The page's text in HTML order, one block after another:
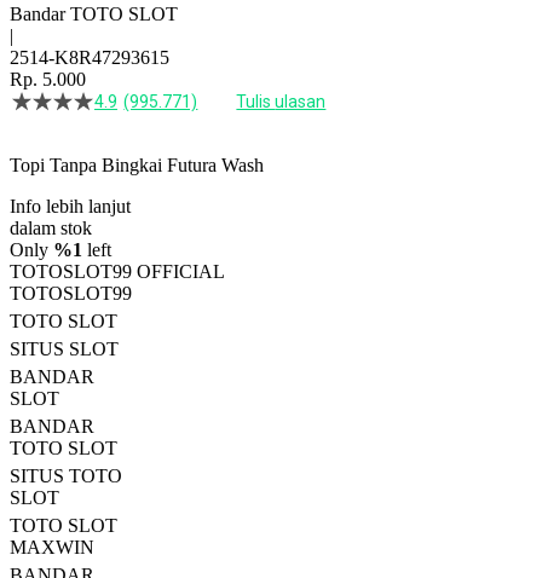
Bandar TOTO SLOT
|
2514-K8R47293615
Rp. 5.000
4.5
bintang,
rating
rata-
rata.
Read
13
Reviews.
Tautan
halaman
yang
sama.
4.9 (995.771) Tulis ulasan
Topi Tanpa Bingkai Futura Wash
Info lebih lanjut
dalam stok
Only %1 left
TOTOSLOT99 OFFICIAL
TOTOSLOT99
TOTO SLOT
SITUS SLOT
BANDAR
SLOT
BANDAR
TOTO SLOT
SITUS TOTO
SLOT
TOTO SLOT
MAXWIN